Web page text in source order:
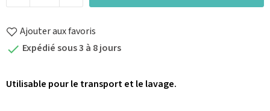
Ajouter aux favoris
 Expédié sous 3 à 8 jours
Utilisable pour le transport et le lavage.